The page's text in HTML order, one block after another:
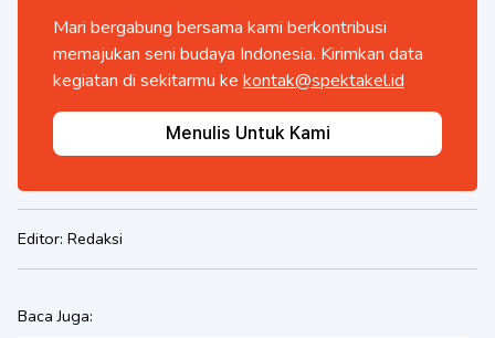
Mari bergabung bersama kami berkontribusi
memajukan seni budaya Indonesia. Kirimkan data
kegiatan di sekitarmu ke kontak@spektakel.id
Menulis Untuk Kami
Editor: Redaksi
Baca Juga: